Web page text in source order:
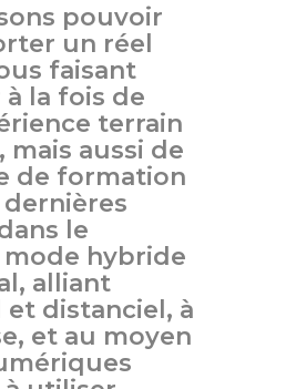
pouvoir
un réel
faisant
la fois de
terrain
mais aussi de
de formation
le
mode hybride
alliant
distanciel, à
et au moyen